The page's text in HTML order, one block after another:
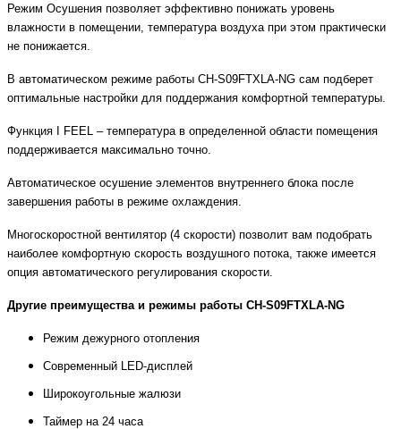
Режим Осушения позволяет эффективно понижать уровень
влажности в помещении, температура воздуха при этом практически
не понижается.
В автоматическом режиме работы CH-S09FTXLA-NG сам подберет
оптимальные настройки для поддержания комфортной температуры.
Функция I FEEL – температура в определенной области помещения
поддерживается максимально точно.
Автоматическое осушение элементов внутреннего блока после
завершения работы в режиме охлаждения.
Многоскоростной вентилятор (4 скорости) позволит вам подобрать
наиболее комфортную скорость воздушного потока, также имеется
опция автоматического регулирования скорости.
Другие преимущества и режимы работы CH-S09FTXLA-NG
Режим дежурного отопления
Современный LED-дисплей
Широкоугольные жалюзи
Таймер на 24 часа